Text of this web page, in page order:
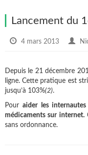
Lancement du
4 mars 2013
Depuis le 21 décembre
ligne. Cette pratique est
jusqu’à 103%(2).
Pouraider les
médicaments sur internet.
sans ordonnance.